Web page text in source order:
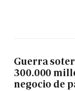
Guerra
300.000
negocio de